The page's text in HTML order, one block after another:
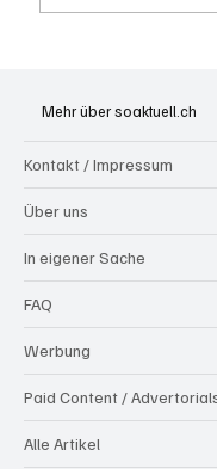
Mehr über soaktuell.ch
Kontakt / Impressum
Über uns
In eigener Sache
FAQ
Werbung
Paid Content /
Alle Artikel